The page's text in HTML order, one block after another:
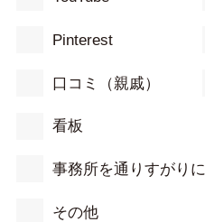
Pinterest
口コミ（親戚）
看板
事務所を通りすがり
その他